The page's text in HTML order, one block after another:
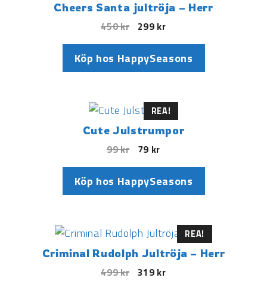
Cheers Santa jultröja – Herr
450kr 299 kr
Köp hos HappySeasons
REA!
Cute Julstrumpor
99kr 79 kr
Köp hos HappySeasons
REA!
Criminal Rudolph Jultröja – Herr
499kr 319 kr